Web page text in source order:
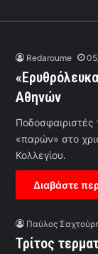
Redaroume
Αθηνών
«παρών» στο
Κολλεγίου.
Διαβάστε
Παύλος
Τρίτος